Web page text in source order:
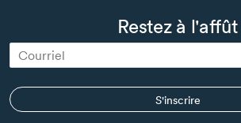
Restez à l'affût
S'inscrire